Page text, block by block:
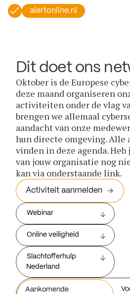
alertonline.nl
Dit doet ons
Oktober is de Europese
deze maand organiseren
activiteiten onder de vlag
brengen we allemaal
aandacht van onze
hun directe omgeving.
vinden in deze agenda.
van jouw organisatie nog
kan via onderstaande link.
Activiteit aanmelden
Webinar
Online veiligheid
Slachtofferhulp
Nederland
Aankomende